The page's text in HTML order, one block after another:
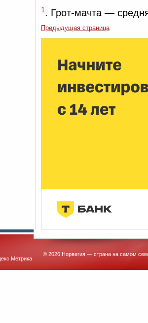
1. Грот-мачта —
Предыдущая страница
© 2026 Норвегия — страна на самом